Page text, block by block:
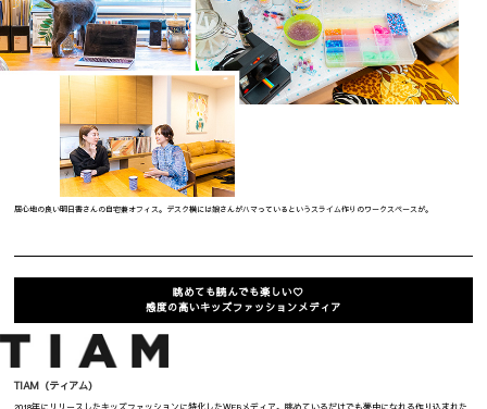
居心地の良い明日香さんの自宅兼オフィス。 デスク横には娘さんがハマっているというスライム作りのワークスペースが。
眺めても読んでも楽しい♡
感度の高いキッズファッションメディア
TIAM（ティアム）
2018年にリリースしたキッズファッションに特化したWEBメディア。眺めているだけでも夢中になれる作り込まれた